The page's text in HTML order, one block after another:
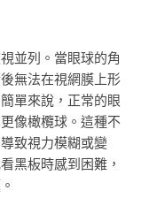
並列。當眼球的角
無法在視網膜上形
單來說，正常的眼
像橄欖球。這種不
致視力模糊或變
黑板時感到困難，